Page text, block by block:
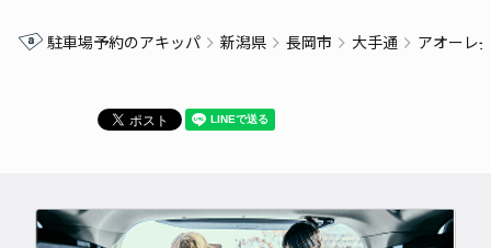
駐車場予約のアキッパ 新潟県 長岡市 大手通 アオーレ